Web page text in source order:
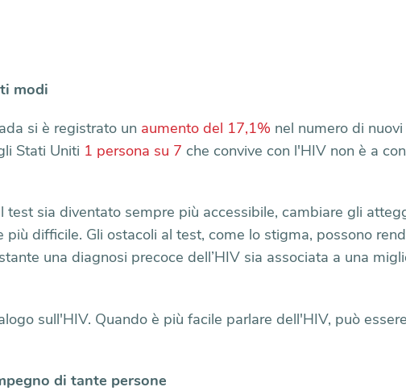
modi
si è registrato un aumento del 17,1% nel numero di
Stati Uniti 1 persona su 7 che convive con l'HIV non è a
test sia diventato sempre più accessibile, cambiare gli
più difficile. Gli ostacoli al test, come lo stigma, possono
una diagnosi precoce dell’HIV sia associata a una
sull'HIV. Quando è più facile parlare dell'HIV, può
di tante persone